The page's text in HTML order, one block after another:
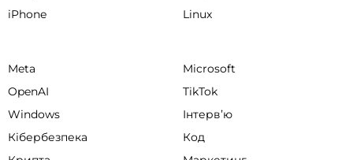
iPhone
Linux
Meta
Microsoft
OpenAI
TikTok
Windows
Інтервʼю
Кібербезпека
Код